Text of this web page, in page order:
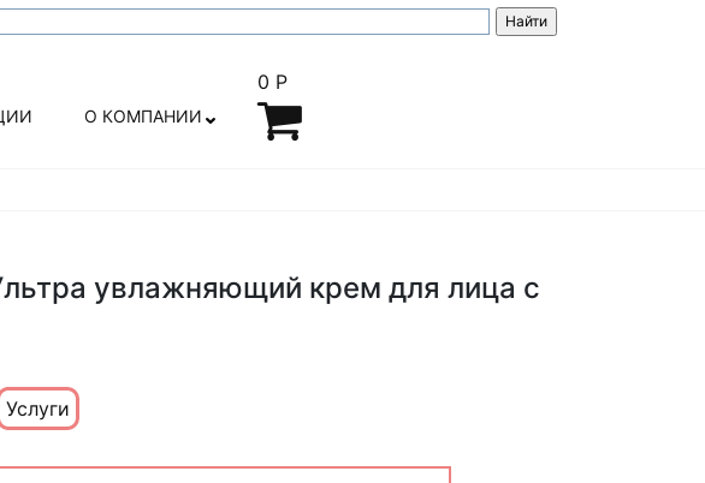
О КОМПАНИИ
0 Р
увлажняющий крем для лица с
Услуги